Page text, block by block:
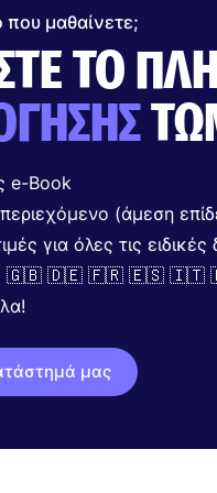
που μαθαίνετε;
ΤΟ
e-Book
(άμεση
για όλες τις
σε 🇬🇧 🇩🇪 🇫🇷 🇪🇸
μας